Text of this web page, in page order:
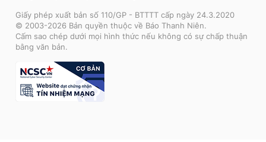
Giấy phép xuất bản số 110/GP - BTTTT cấp ngày 24.3.2020
© 2003-2026 Bản quyền thuộc về Báo Thanh Niên.
Cấm sao chép dưới mọi hình thức nếu không có sự chấp thuận
bằng văn bản.